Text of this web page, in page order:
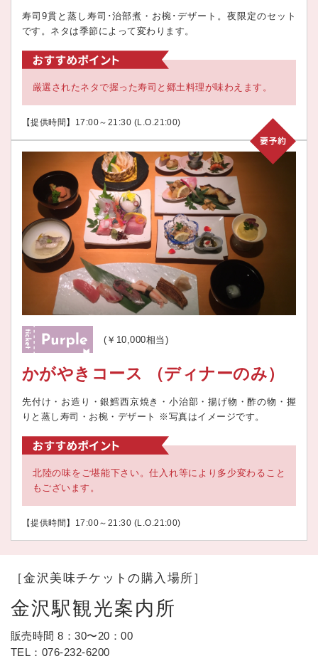
寿司9貫と蒸し寿司･治部煮・お椀･デザート。夜限定のセット
です。ネタは季節によって変わります。
厳選されたネタで握った寿司と郷土料理が味わえます。
【提供時間】17:00～21:30 (L.O.21:00)
(￥10,000相当)
かがやきコース （ディナーのみ）
先付け・お造り・銀鱈西京焼き・小治部・揚げ物・酢の物・握
りと蒸し寿司・お椀・デザート ※写真はイメージです。
北陸の味をご堪能下さい。仕入れ等により多少変わること
もございます。
【提供時間】17:00～21:30 (L.O.21:00)
［金沢美味チケットの購入場所］
金沢駅観光案内所
販売時間 8：30〜20：00
TEL： 076-232-6200